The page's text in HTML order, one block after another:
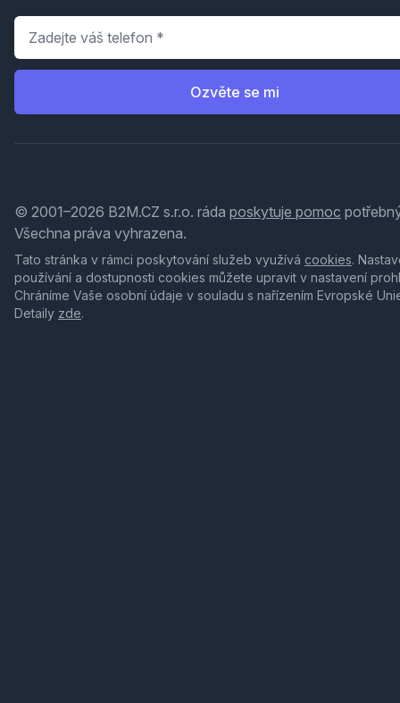
Telefon
Ozvěte se mi
© 2001–2026 B2M.CZ s.r.o. ráda poskytuje pomoc
Všechna práva vyhrazena.
Tato stránka v rámci poskytování služeb využívá cookies.
používání a dostupnosti cookies můžete upravit v nastavení
Chráníme Vaše osobní údaje v souladu s nařízením Evropské
Detaily zde.